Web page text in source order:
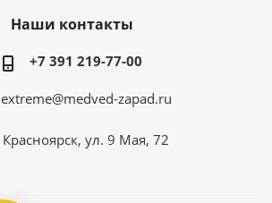
Наши контакты
+7 391 219-77-00
extreme@medved-zapad.ru
Красноярск, ул. 9 Мая, 72